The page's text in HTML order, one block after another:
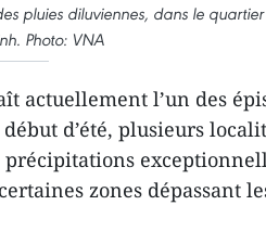
pluies diluviennes, dans le
Photo: VNA
actuellement l’un des
d’été, plusieurs
zones dépassant